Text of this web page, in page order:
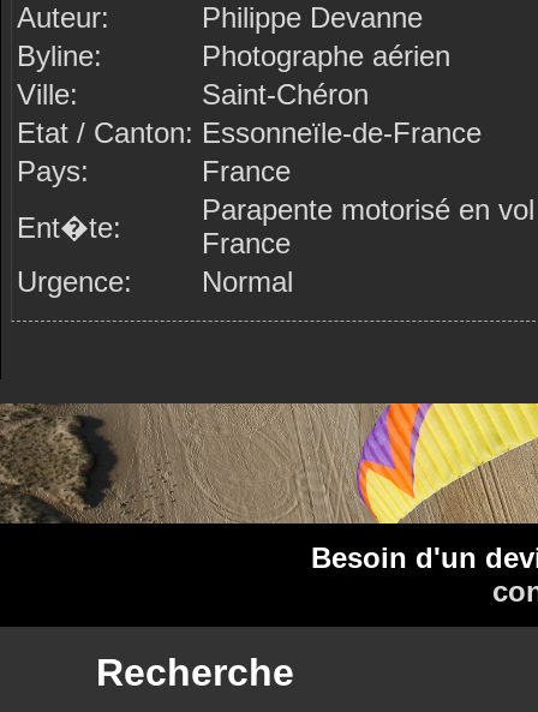
Auteur:
Philippe Devanne
Byline:
Photographe aérien
Ville:
Saint-Chéron
Etat / Canton: Essonneïle-de-France
Pays:
France
Ent�te:
Parapente motorisé en
France
Urgence:
Normal
Besoin d'un
Recherche